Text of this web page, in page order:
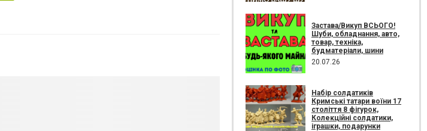
Застава/Викуп ВСЬОГО!
Шуби, обладнання, авто,
товар, техніка,
будматеріали, шини
20.07.26
Набір солдатиків
Кримські татари воїни 17
століття 8 фігурок,
Колекційні солдатики,
іграшки, подарунки